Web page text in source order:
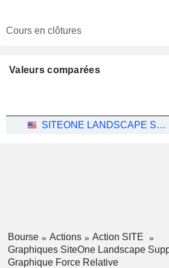
Cours en clôtures
Valeurs comparées
SITEONE LANDSCAPE SUPPLY, INC.
Bourse Actions
Action SITE
Graphiques SiteOne Landscape
Graphique Force Relative